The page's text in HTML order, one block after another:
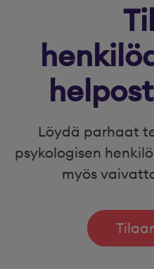
Löydä parhaat
psykologisen
myös